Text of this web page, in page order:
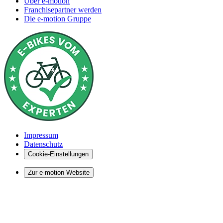
Franchisepartner werden
Die e-motion Gruppe
Impressum
Datenschutz
Cookie-Einstellungen
Zur e-motion Website